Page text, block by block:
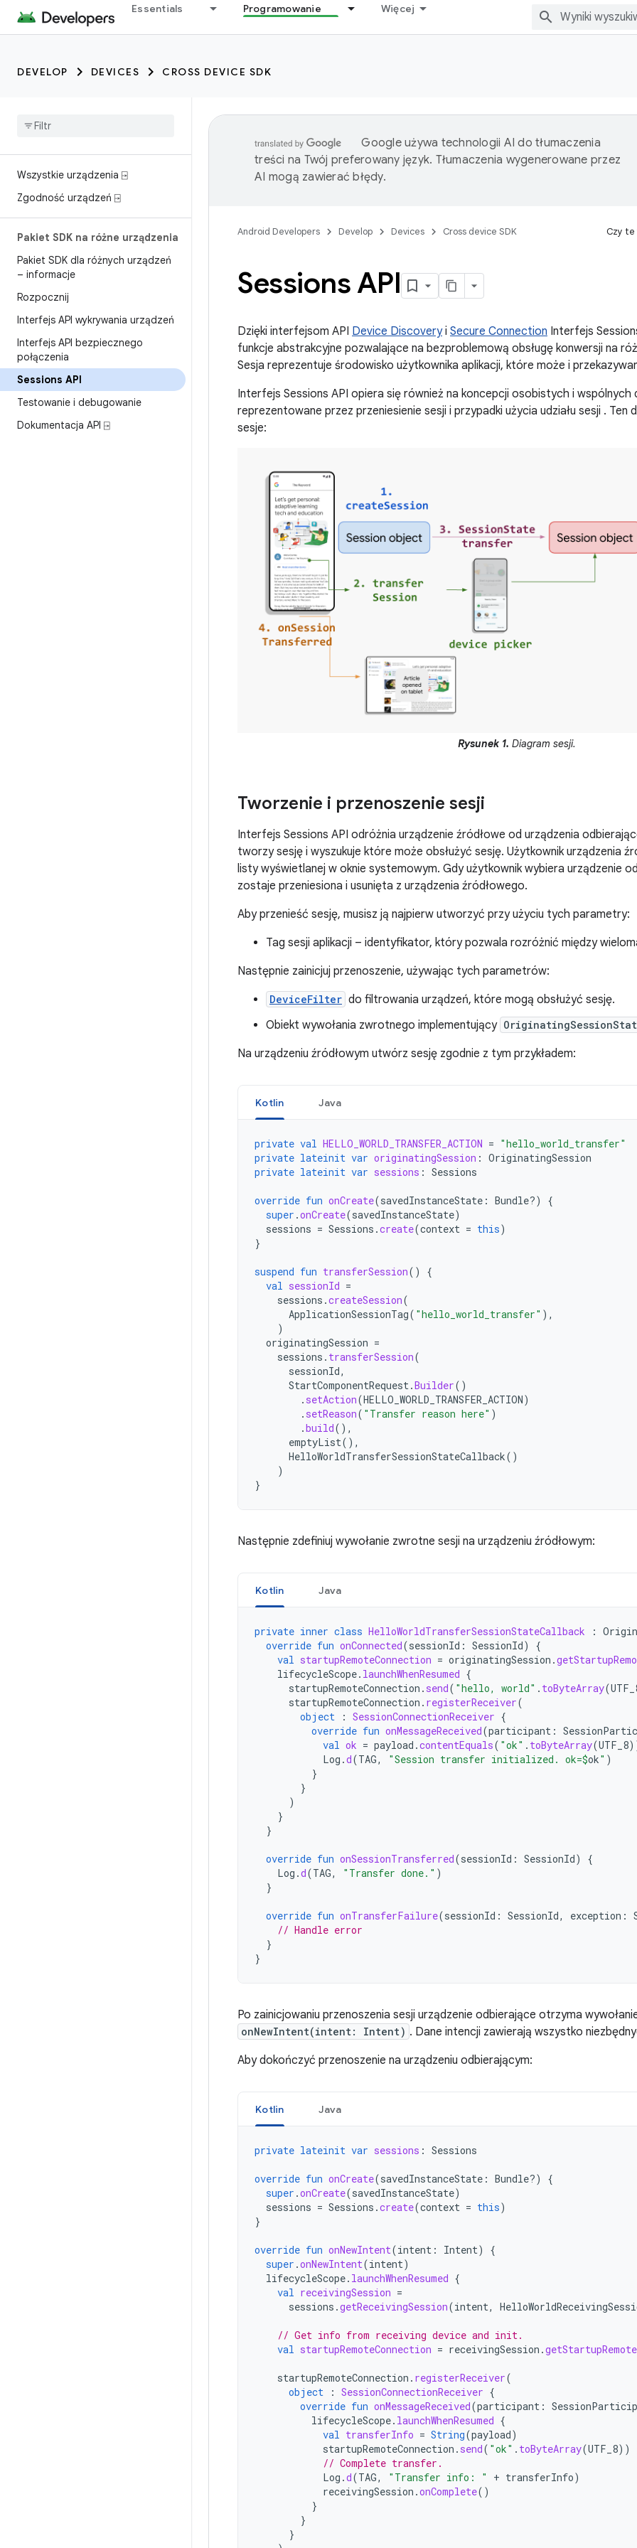
Essentials Programowanie Więcej
DEVELOP DEVICES CROSS DEVICE SDK
Wszystkie urządzenia ⍈
Zgodność urządzeń ⍈
Pakiet SDK na różne urządzenia
Pakiet SDK dla różnych urządzeń
– informacje
Rozpocznij
Interfejs API wykrywania urządzeń
Interfejs API bezpiecznego
połączenia
Sessions API
Testowanie i debugowanie
Dokumentacja API ⍈
Google używa technologii AI do tłumaczenia
treści na Twój preferowany język. Tłumaczenia wygenerowane przez
AI mogą zawierać błędy.
Android Developers Develop Devices Cross device SDK Czy te
Sessions API
Dzięki interfejsom API Device Discoveryi Secure Connection Interfejs
funkcje abstrakcyjne pozwalające na bezproblemową obsługę konwersji na
Sesja reprezentuje środowisko użytkownika aplikacji, które może i
Interfejs Sessions API opiera się również na koncepcji osobistych i wspólnych
reprezentowane przez przeniesienie sesji i przypadki użycia udziału sesji .
sesje:
Rysunek 1. Diagram sesji.
Tworzenie i przenoszenie sesji
Interfejs Sessions API odróżnia urządzenie źródłowe od urządzenia
tworzy sesję i wyszukuje które może obsłużyć sesję. Użytkownik urządzenia
listy wyświetlanej w oknie systemowym. Gdy użytkownik wybiera urządzenie
zostaje przeniesiona i usunięta z urządzenia źródłowego.
Aby przenieść sesję, musisz ją najpierw utworzyć przy użyciu tych parametry:
Tag sesji aplikacji – identyfikator, który pozwala rozróżnić między
Następnie zainicjuj przenoszenie, używając tych parametrów:
DeviceFilter do filtrowania urządzeń, które mogą obsłużyć sesję.
Obiekt wywołania zwrotnego implementujący
Na urządzeniu źródłowym utwórz sesję zgodnie z tym przykładem:
Kotlin Java
private val HELLO_WORLD_TRANSFER_ACTION = "hello_world_transfer"
private lateinit var originatingSession : OriginatingSession
private lateinit var sessions : Sessions
override fun onCreate(savedInstanceState : Bundle?)
{
super .onCreate(savedInstanceState)
sessions = Sessions .create(context = this)
}
suspend fun transferSession()
{
val sessionId =
sessions .createSession(
ApplicationSessionTag( "hello_world_transfer" ),
)
originatingSession =
sessions . transferSession(
sessionId,
StartComponentRequest.Builder()
. setAction(HELLO_WORLD_TRANSFER_ACTION)
. setReason( "Transfer reason here" )
.build(),
emptyList(),
HelloWorldTransferSessionStateCallback()
)
}
Następnie zdefiniuj wywołanie zwrotne sesji na urządzeniu źródłowym:
Kotlin Java
private inner class HelloWorldTransferSessionStateCallback :
override fun onConnected(sessionId : SessionId)
{
val startupRemoteConnection = originatingSession .
lifecycleScope. launchWhenResumed {
startupRemoteConnection . send( "hello, world" . toByteArray(
startupRemoteConnection . registerReceiver(
object
: SessionConnectionReceiver {
override fun onMessageReceived(participant :
val ok = payload .contentEquals( "ok" . toByteArray(UTF_8
Log .d(TAG, "Session transfer initialized. ok=$ok" )
}
}
)
}
}
override fun onSessionTransferred(sessionId : SessionId)
{
Log .d(TAG, "Transfer done." )
}
override fun onTransferFailure(sessionId : SessionId, exception :
// Handle error
}
}
Po zainicjowaniu przenoszenia sesji urządzenie odbierające otrzyma
onNewIntent(intent: Intent) . Dane intencji zawierają wszystko
Aby dokończyć przenoszenie na urządzeniu odbierającym:
Kotlin Java
private lateinit var sessions : Sessions
override fun onCreate(savedInstanceState : Bundle?)
{
super .onCreate(savedInstanceState)
sessions = Sessions .create(context = this)
}
override fun onNewIntent(intent : Intent)
{
super .onNewIntent(intent)
lifecycleScope. launchWhenResumed {
val receivingSession =
sessions .getReceivingSession(intent,
// Get info from receiving device and init.
val startupRemoteConnection = receivingSession .
startupRemoteConnection . registerReceiver(
object
: SessionConnectionReceiver {
override fun onMessageReceived(participant :
lifecycleScope. launchWhenResumed {
val transferInfo = String(payload)
startupRemoteConnection . send( "ok" . toByteArray(UTF_8))
// Complete transfer.
Log .d(TAG, "Transfer info: " + transferInfo)
receivingSession .onComplete()
}
}
}